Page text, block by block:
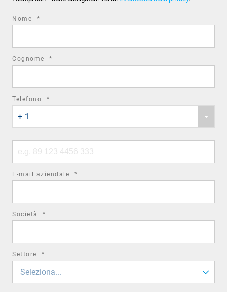
Nome *
Cognome *
Telefono *
country
code
+ 1
number
E-mail aziendale *
Società *
Settore *
Seleziona...